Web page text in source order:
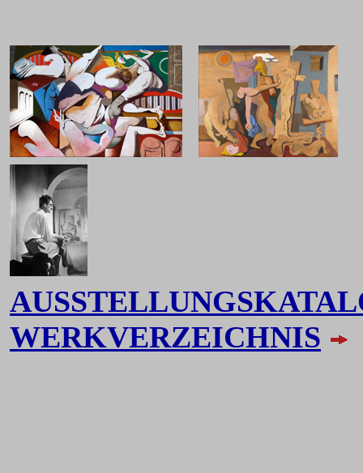
WERKVERZEICHNIS